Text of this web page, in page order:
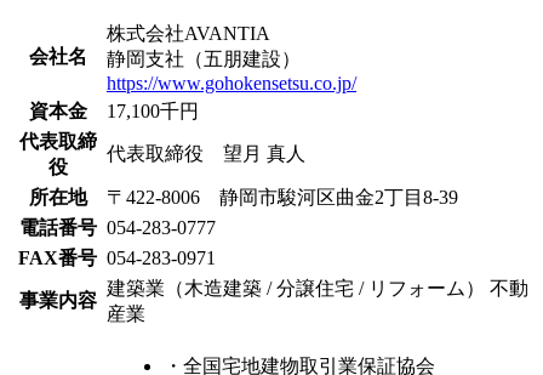
会社名
株式会社AVANTIA
静岡支社（五朋建設）
https://www.gohokensetsu.co.jp/
資本金
17,100千円
代表取締
役
代表取締役 望月 真人
所在地
〒422-8006 静岡市駿河区曲金2丁目8-39
電話番号 054-283-0777
FAX番号 054-283-0971
事業内容
建築業（木造建築 / 分譲住宅 / リフォーム） 不動
産業
・全国宅地建物取引業保証協会